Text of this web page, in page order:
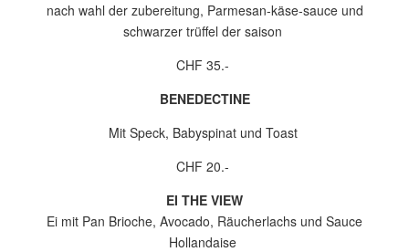
nach wahl der zubereitung, Parmesan-käse-sauce und
schwarzer trüffel der saison
CHF 35.-
BENEDECTINE
Mit Speck, Babyspinat und Toast
CHF 20.-
EI THE VIEW
Ei mit Pan Brioche, Avocado, Räucherlachs und Sauce
Hollandaise